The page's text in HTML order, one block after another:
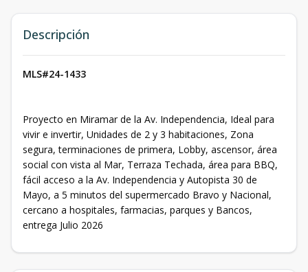
Descripción
MLS#24-1433
Proyecto en Miramar de la Av. Independencia, Ideal para
vivir e invertir, Unidades de 2 y 3 habitaciones, Zona
segura, terminaciones de primera, Lobby, ascensor, área
social con vista al Mar, Terraza Techada, área para BBQ,
fácil acceso a la Av. Independencia y Autopista 30 de
Mayo, a 5 minutos del supermercado Bravo y Nacional,
cercano a hospitales, farmacias, parques y Bancos,
entrega Julio 2026